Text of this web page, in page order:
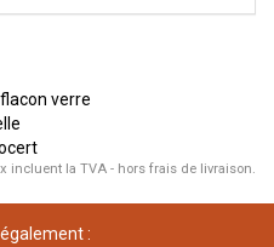
verre
incluent la TVA - hors frais de livraison.
: